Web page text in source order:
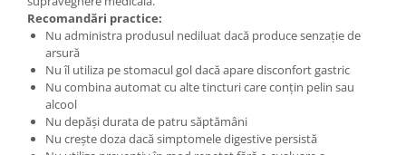
Recomandări practice:
Nu administra produsul nediluat dacă produce senzație de
arsură
Nu îl utiliza pe stomacul gol dacă apare disconfort gastric
Nu combina automat cu alte tincturi care conțin pelin sau
alcool
Nu depăși durata de patru săptămâni
Nu crește doza dacă simptomele digestive persistă